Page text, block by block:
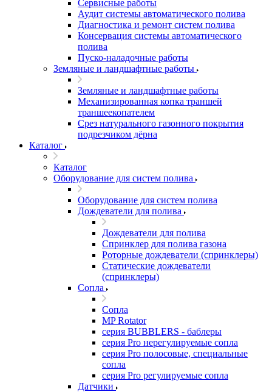
Сервисные работы
Аудит системы автоматического полива
Диагностика и ремонт систем полива
Консервация системы автоматического
полива
Пуско-наладочные работы
Земляные и ландшафтные работы
Земляные и ландшафтные работы
Механизированная копка траншей
траншеекопателем
Срез натурального газонного покрытия
подрезчиком дёрна
Каталог
Каталог
Оборудование для систем полива
Оборудование для систем полива
Дождеватели для полива
Дождеватели для полива
Cпринклер для полива газона
Роторные дождеватели (спринклеры)
Статические дождеватели
(спринклеры)
Сопла
Сопла
MP Rotator
серия BUBBLERS - баблеры
серия Pro нерегулируемые сопла
серия Pro полосовые, специальные
сопла
серия Pro регулируемые сопла
Датчики